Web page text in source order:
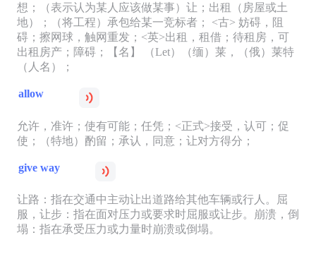
想；（表示认为某人应该做某事）让；出租（房屋或土
地）；（将工程）承包给某一竞标者； <古> 妨碍，阻
碍；擦网球，触网重发；<英>出租，租借；待租房，可
出租房产；障碍；【名】 （Let）（缅）莱，（俄）莱特
（人名）；
allow
允许，准许；使有可能；任凭；<正式>接受，认可；促
使；（特地）酌留；承认，同意；让对方得分；
give way
让路：指在交通中主动让出道路给其他车辆或行人。屈
服，让步：指在面对压力或要求时屈服或让步。崩溃，倒
塌：指在承受压力或力量时崩溃或倒塌。